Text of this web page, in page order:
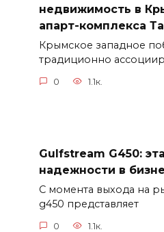
недвижимость в
апарт-комплекса
Крымское западное
традиционно
0 1.1к.
Gulfstream G450:
надежности в
С момента выхода на
g450 представляет
0 1.1к.